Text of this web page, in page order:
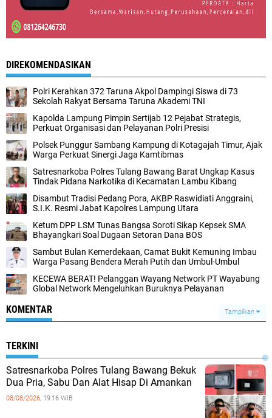
DIREKOMENDASIKAN
Polri Kerahkan 372 Taruna Akpol Dampingi Siswa di 73
Sekolah Rakyat Bersama Taruna Akademi TNI
Kapolda Lampung Pimpin Sertijab 12 Pejabat Strategis,
Perkuat Organisasi dan Pelayanan Polri Presisi
Polsek Punggur Sambang Kampung di Kotagajah Timur, Ajak
Warga Perkuat Sinergi Jaga Kamtibmas
Satresnarkoba Polres Tulang Bawang Barat Ungkap Kasus
Tindak Pidana Narkotika di Kecamatan Lambu Kibang
Disambut Tradisi Pedang Pora, AKBP Raswidiati Anggraini,
S.I.K. Resmi Jabat Kapolres Lampung Utara
Ketum DPP LSM Tunas Bangsa Soroti Sikap Kepsek SMA
Bhayangkari Soal Dugaan Setoran Dana BOS
Sambut Bulan Kemerdekaan, Camat Bukit Kemuning Imbau
Warga Pasang Bendera Merah Putih dan Umbul-Umbul
KECEWA BERAT! Pelanggan Wayang Network PT Wayabung
Global Network Mengeluhkan Buruknya Pelayanan
KOMENTAR Tampilkan
TERKINI
Satresnarkoba Polres Tulang Bawang Bekuk
Dua Pria, Sabu Dan Alat Hisap Di Amankan
08/08/2026, 19:16 WIB